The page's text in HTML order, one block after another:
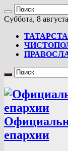
Суббота, 8
епархии